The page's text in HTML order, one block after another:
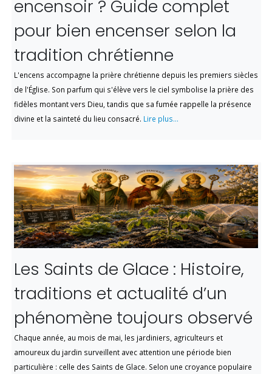
encensoir ? Guide complet
pour bien encenser selon la
tradition chrétienne
L'encens accompagne la prière chrétienne depuis les premiers siècles
de l'Église. Son parfum qui s'élève vers le ciel symbolise la prière des
fidèles montant vers Dieu, tandis que sa fumée rappelle la présence
divine et la sainteté du lieu consacré. Lire plus...
Les Saints de Glace : Histoire,
traditions et actualité d’un
phénomène toujours observé
Chaque année, au mois de mai, les jardiniers, agriculteurs et
amoureux du jardin surveillent avec attention une période bien
particulière : celle des Saints de Glace. Selon une croyance populaire